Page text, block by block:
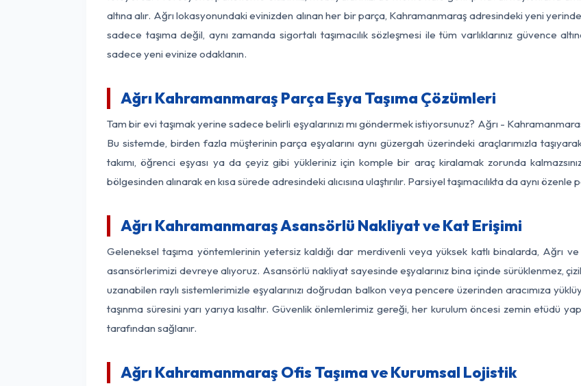
altına alır. Ağrı lokasyonundaki evinizden alınan her bir parça, Kahramanmaraş adresindeki yeni
sadece taşıma değil, aynı zamanda sigortalı taşımacılık sözleşmesi ile tüm varlıklarınız güvence
sadece yeni evinize odaklanın.
Ağrı Kahramanmaraş Parça Eşya Taşıma Çözümleri
Tam bir evi taşımak yerine sadece belirli eşyalarınızı mı göndermek istiyorsunuz? Ağrı -
Bu sistemde, birden fazla müşterinin parça eşyalarını aynı güzergah üzerindeki araçlarımızla
takımı, öğrenci eşyası ya da çeyiz gibi yükleriniz için komple bir araç kiralamak zorunda
bölgesinden alınarak en kısa sürede adresindeki alıcısına ulaştırılır. Parsiyel taşımacılıkta da aynı
Ağrı Kahramanmaraş Asansörlü Nakliyat ve Kat Erişimi
Geleneksel taşıma yöntemlerinin yetersiz kaldığı dar merdivenli veya yüksek katlı binalarda, Ağrı
asansörlerimizi devreye alıyoruz. Asansörlü nakliyat sayesinde eşyalarınız bina içinde sürüklenmez,
uzanabilen raylı sistemlerimizle eşyalarınızı doğrudan balkon veya pencere üzerinden aracımıza
taşınma süresini yarı yarıya kısaltır. Güvenlik önlemlerimiz gereği, her kurulum öncesi zemin etüdü
tarafından sağlanır.
Ağrı Kahramanmaraş Ofis Taşıma ve Kurumsal Lojistik